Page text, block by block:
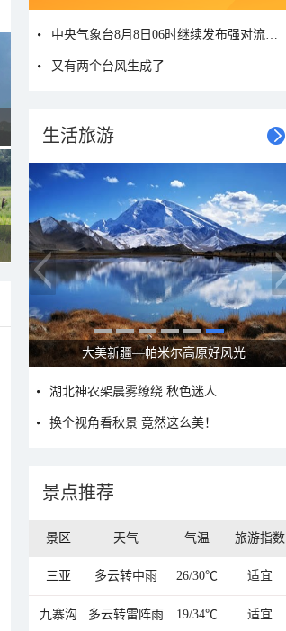
又有两个台风生成了
生活旅游
大美新疆—帕米尔高原好风光
湖北神农架晨雾缭绕 秋色迷人
换个视角看秋景 竟然这么美！
景点推荐
景区 天气 气温 旅游指数
三亚 多云转中雨 26/30℃ 适宜
九寨沟 多云转雷阵雨 19/34℃ 适宜